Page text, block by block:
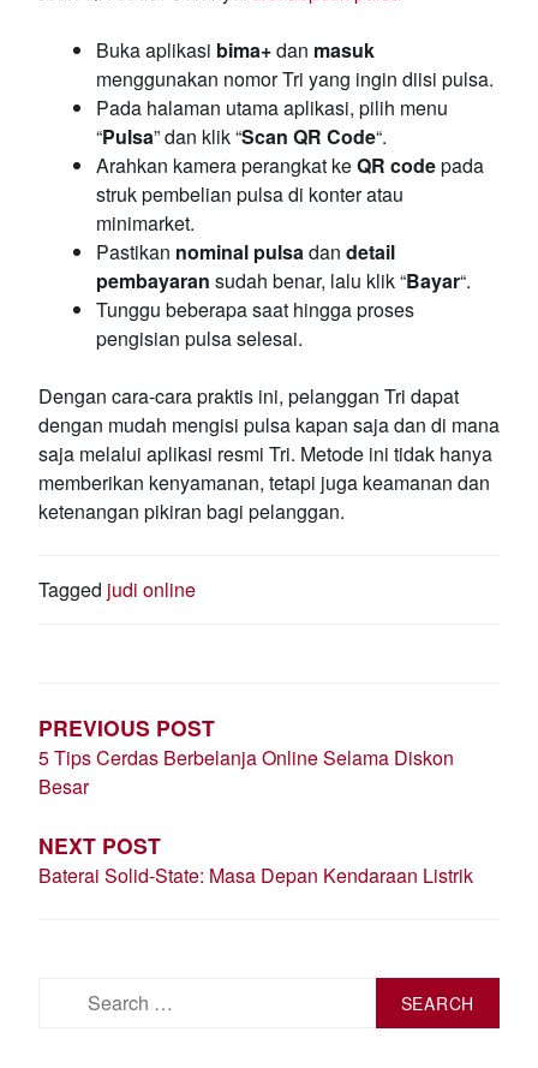
Buka aplikasi bima+dan masuk
menggunakan nomor Tri yang ingin diisi pulsa.
Pada halaman utama aplikasi, pilih menu
“Pulsa” dan klik “Scan QR Code“.
Arahkan kamera perangkat keQR codepada
struk pembelian pulsa di konter atau
minimarket.
Pastikan nominal pulsadan detail
pembayaran sudah benar, lalu klik “Bayar“.
Tunggu beberapa saat hingga proses
pengisian pulsa selesai.
Dengan cara-cara praktis ini, pelanggan Tri dapat
dengan mudah mengisi pulsa kapan saja dan di mana
saja melalui aplikasi resmi Tri. Metode ini tidak hanya
memberikan kenyamanan, tetapi juga keamanan dan
ketenangan pikiran bagi pelanggan.
Tagged judi online
PREVIOUS POST
5 Tips Cerdas Berbelanja Online Selama Diskon
Besar
NEXT POST
Baterai Solid-State: Masa Depan Kendaraan Listrik